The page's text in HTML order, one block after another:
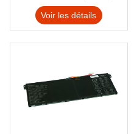
Voir les détails